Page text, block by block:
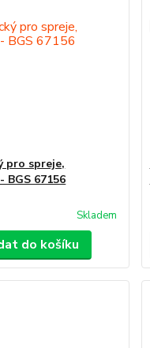
pro spreje,
BGS 67156
Skladem
do košíku